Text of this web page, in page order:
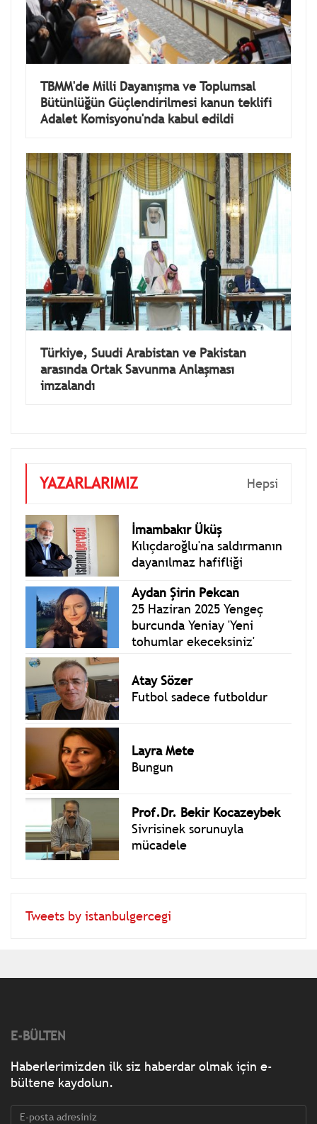
TBMM'de Milli Dayanışma ve Toplumsal
Bütünlüğün Güçlendirilmesi kanun teklifi
Adalet Komisyonu'nda kabul edildi
Türkiye, Suudi Arabistan ve Pakistan
arasında Ortak Savunma Anlaşması
imzalandı
YAZARLARIMIZ Hepsi
İmambakır Üküş
Kılıçdaroğlu'na saldırmanın
dayanılmaz hafifliği
Aydan Şirin Pekcan
25 Haziran 2025 Yengeç
burcunda Yeniay 'Yeni
tohumlar ekeceksiniz'
Atay Sözer
Futbol sadece futboldur
Layra Mete
Bungun
Prof.Dr. Bekir Kocazeybek
Sivrisinek sorunuyla
mücadele
Tweets by istanbulgercegi
E-BÜLTEN
Haberlerimizden ilk siz haberdar olmak için e-
bültene kaydolun.